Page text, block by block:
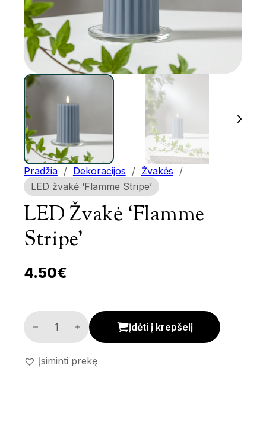
Pradžia / Dekoracijos / Žvakės /
LED žvakė ‘Flamme Stripe’
LED Žvakė ‘Flamme
Stripe’
4.50€
LED žvakė 'Flamme Stripe' kiekis
Įdėti į krepšelį
Įsiminti prekę